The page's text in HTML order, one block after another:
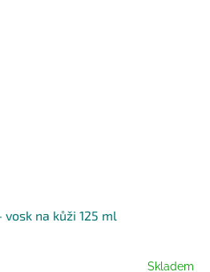
vosk na kůži 125 ml
Skladem